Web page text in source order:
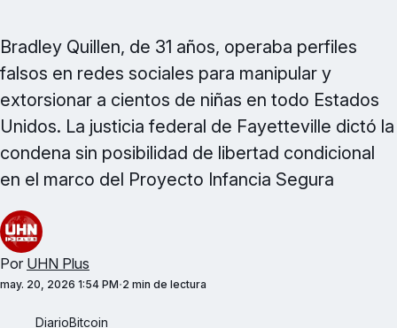
Bradley Quillen, de 31 años, operaba perfiles
falsos en redes sociales para manipular y
extorsionar a cientos de niñas en todo Estados
Unidos. La justicia federal de Fayetteville dictó la
condena sin posibilidad de libertad condicional
en el marco del Proyecto Infancia Segura
Por UHN Plus
may. 20, 2026 1:54 PM 2 min de lectura
DiarioBitcoin